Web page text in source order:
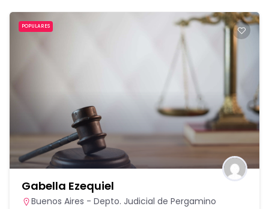
POPULARES
Gabella Ezequiel
Buenos Aires - Depto. Judicial de Pergamino